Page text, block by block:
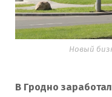
Новый
В Гродно